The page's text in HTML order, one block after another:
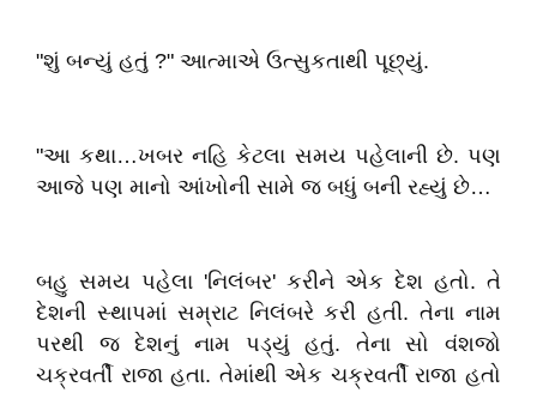
"શું બન્યું હતું ?" આત્માએ ઉત્સુકતાથી પૂછ્યું.
"આ કથા…ખબર નહિ કેટલા સમય પહેલાની છે. પણ
આજે પણ માનો આંખોની સામે જ બધું બની રહ્યું છે…
બહુ સમય પહેલા 'નિલંબર' કરીને એક દેશ હતો. તે
દેશની સ્થાપમાં સમ્રાટ નિલંબરે કરી હતી. તેના નામ
પરથી જ દેશનું નામ પડ્યું હતું. તેના સો વંશજો
ચક્રવર્તી રાજા હતા. તેમાંથી એક ચક્રવર્તી રાજા હતો